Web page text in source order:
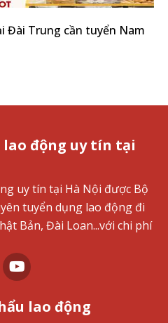
Đài Trung cần tuyển Nam
động uy tín tại
uy tín tại Hà Nội được Bộ
tuyển dụng lao động đi
Bản, Đài Loan...với chi phí
lao động